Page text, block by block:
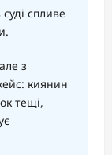
спливе
з
киянин
тещі,